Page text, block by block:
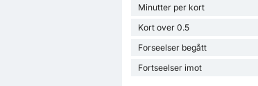
Minutter per kort
Kort over 0.5
Forseelser begått
Fortseelser imot